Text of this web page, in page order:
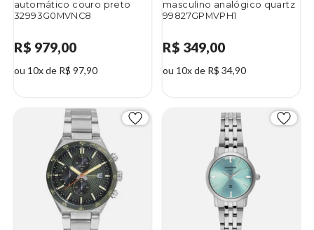
automático couro preto
32993G0MVNC8
R$ 979,00
ou 10x de R$ 97,90
masculino analógico quartz
99827GPMVPH1
R$ 349,00
ou 10x de R$ 34,90